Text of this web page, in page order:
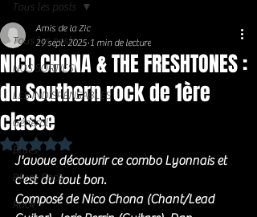
Tous les posts
NOS SORTIES
LES INDISPENSABLES
Général
Blues
Blues Rock
Rock
Tous les posts
NICO CHONA & THE FRESHTONES :
du Southern rock de 1ère
classe
Amis de la Zic
29 sept. 2025 1 min de lecture
Noté NaN étoiles sur 5.
J'avoue découvrir ce combo Lyonnais et
c'est du tout bon.
Composé de Nico Chona (Chant/Lead